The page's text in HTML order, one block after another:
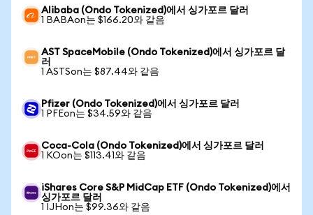
Alibaba (Ondo Tokenized)에서 싱가포르 달러
1 BABAon는 $166.20와 같음
AST SpaceMobile (Ondo Tokenized)에서 싱가포르 달
러
1 ASTSon는 $87.44와 같음
Pfizer (Ondo Tokenized)에서 싱가포르 달러
1 PFEon는 $34.59와 같음
Coca-Cola (Ondo Tokenized)에서 싱가포르 달러
1 KOon는 $113.41와 같음
iShares Core S&P MidCap ETF (Ondo Tokenized)에서
싱가포르 달러
1 IJHon는 $99.36와 같음